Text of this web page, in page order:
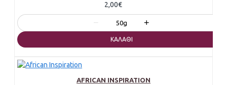
2,00€
− 50g +
ΚΑΛΆΘΙ
AFRICAN INSPIRATION